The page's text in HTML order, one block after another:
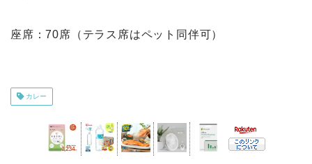
座席：70席（テラス席はペット同伴可）
カレー